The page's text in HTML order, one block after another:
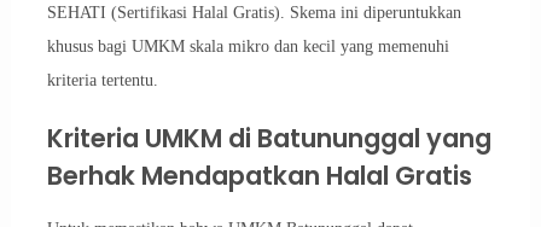
SEHATI (Sertifikasi Halal Gratis). Skema ini diperuntukkan
khusus bagi UMKM skala mikro dan kecil yang memenuhi
kriteria tertentu.
Kriteria UMKM di Batununggal yang
Berhak Mendapatkan Halal Gratis